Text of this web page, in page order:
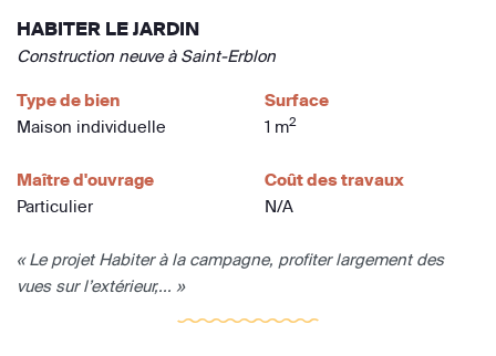
HABITER LE JARDIN
Construction neuve à Saint-Erblon
Type de bien
Maison individuelle
Surface
1 m2
Maître d'ouvrage
Particulier
Coût des travaux
N/A
« Le projet Habiter à la campagne, profiter largement des
vues sur l’extérieur,... »